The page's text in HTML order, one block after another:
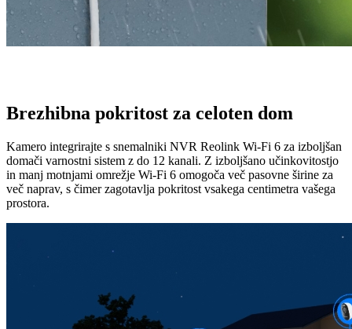
Brezhibna pokritost za celoten dom
Kamero integrirajte s snemalniki NVR Reolink Wi-Fi 6 za izboljšan
domači varnostni sistem z do 12 kanali. Z izboljšano učinkovitostjo
in manj motnjami omrežje Wi-Fi 6 omogoča več pasovne širine za
več naprav, s čimer zagotavlja pokritost vsakega centimetra vašega
prostora.